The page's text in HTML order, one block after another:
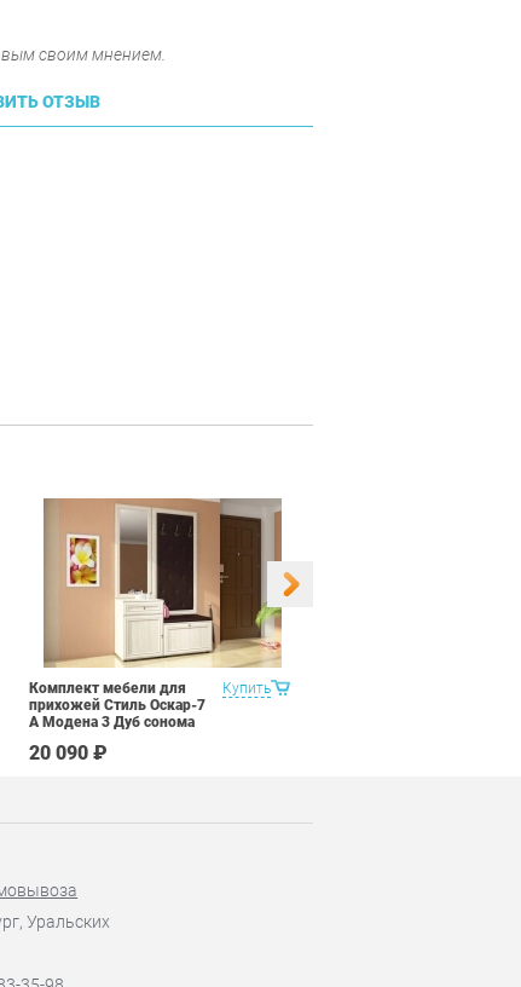
своим мнением.
ОТЗЫВ
Купить
Комплект мебели для
прихожей Стиль Оскар-7
А Модена 3 Дуб сонома
20 090 ₽
Уральских